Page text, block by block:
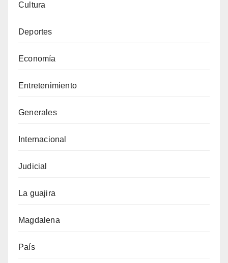
Cultura
Deportes
Economía
Entretenimiento
Generales
Internacional
Judicial
La guajira
Magdalena
País